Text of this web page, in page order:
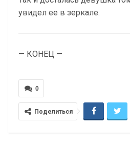
увидел ее в зеркале.
— КОНЕЦ —
0
Поделиться